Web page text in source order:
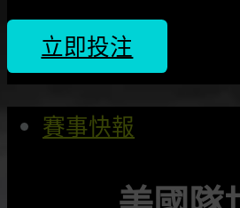
立即投注
賽事快報